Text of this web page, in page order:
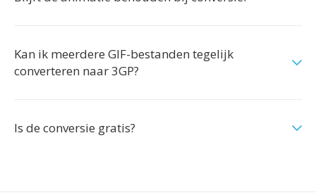
Kan ik meerdere GIF-bestanden tegelijk
converteren naar 3GP?
Is de conversie gratis?